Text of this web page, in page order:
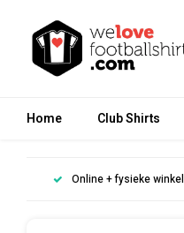
Home Club Shirts
Online + fysieke winkel